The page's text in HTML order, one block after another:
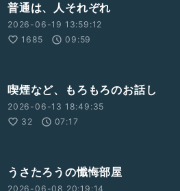
普通は、人それぞれ
2026-06-19 13:59:12
1685
09:59
喫煙など、もろもろのお話し
2026-06-13 18:49:35
32
07:17
うさたろうの懺悔部屋
2026-06-08 20:19:14